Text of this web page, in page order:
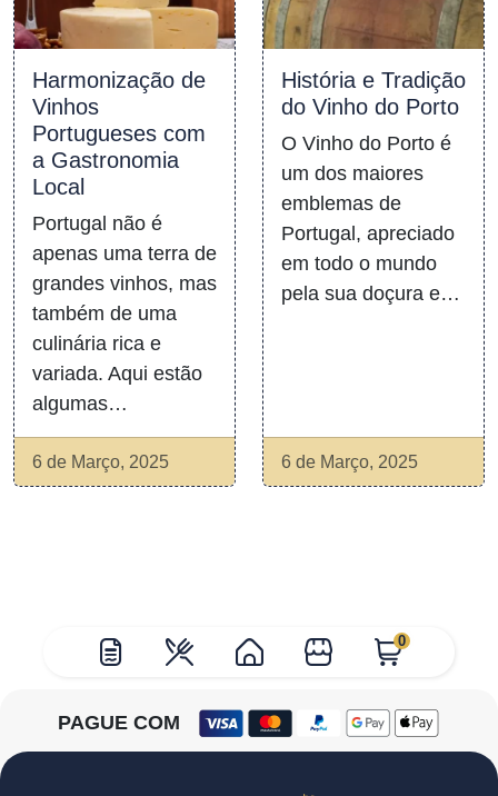
0
Harmonização de
Vinhos
Portugueses com
a Gastronomia
Local
Portugal não é
apenas uma terra de
grandes vinhos, mas
também de uma
culinária rica e
variada. Aqui estão
algumas…
6 de Março, 2025
História e Tradição
do Vinho do Porto
O Vinho do Porto é
um dos maiores
emblemas de
Portugal, apreciado
em todo o mundo
pela sua doçura e…
6 de Março, 2025
PAGUE COM